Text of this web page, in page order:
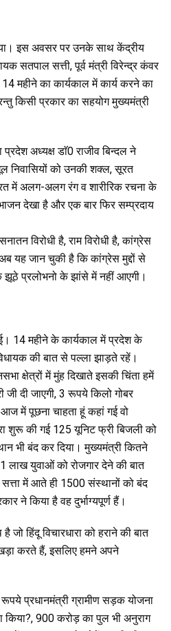
इस अवसर पर उनके साथ केंद्रीय
सतपाल सत्ती, पूर्व मंत्री विरेन्द्र कंवर
महीने का कार्यकाल में कार्य करने का
किसी प्रकार का सहयोग मुख्यमंत्री
अध्यक्ष डाॅ0 राजीव बिन्दल ने
निवासियों को उनकी शक्ल, सूरत
में अलग-अलग रंग व शारीरिक रचना के
देखा है और एक बार फिर सम्प्रदाय
विरोधी है, राम विरोधी है, कांग्रेस
यह जान चुकी है कि कांग्रेस मुद्दों से
झूठे प्रलोभनो के झांसे में नहीं आएगी।
14 महीने के कार्यकाल में प्रदेश के
की बात से पल्ला झाड़ते रहें।
क्षेत्रों में मुंह दिखाते इसकी चिंता हमें
दी जाएगी, 3 रूपये किलो गोबर
में पूछना चाहता हूं कहां गई वो
शुरू की गई 125 यूनिट फ्री बिजली को
भी बंद कर दिया। मुख्यमंत्री कितने
लाख युवाओं को रोजगार देने की बात
सत्ता में आते ही 1500 संस्थानों को बंद
ने किया है वह दुर्भाग्यपूर्ण हैं।
हिंदू विचारधारा को हराने की बात
खड़ा करते हैं, इसलिए हमने अपने
प्रधानमंत्री ग्रामीण सड़क योजना
किया?, 900 करोड़ का पुल भी अनुराग